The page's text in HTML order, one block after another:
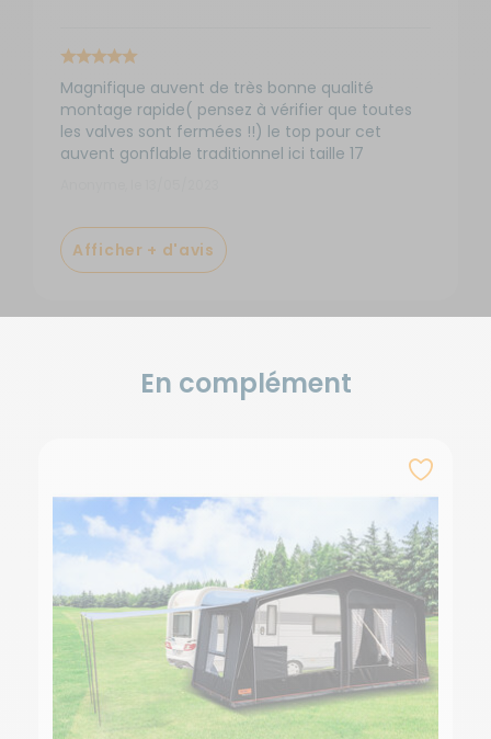
Magnifique auvent de très bonne qualité
montage rapide( pensez à vérifier que toutes
les valves sont fermées !!) le top pour cet
auvent gonflable traditionnel ici taille 17
Afficher + d'avis
En complément